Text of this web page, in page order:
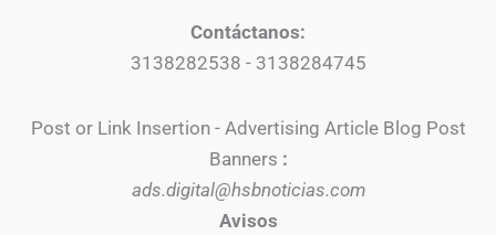
Contáctanos:
3138282538 - 3138284745
Post or Link Insertion - Advertising Article Blog Post
Banners :
ads.digital@hsbnoticias.com
Avisos